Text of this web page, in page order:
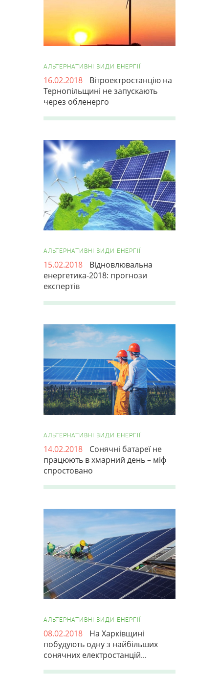
АЛЬТЕРНАТИВНІ ВИДИ ЕНЕРГІЇ
16.02.2018
Вітроектростанцію на
Тернопільщині не запускають
через обленерго
АЛЬТЕРНАТИВНІ ВИДИ ЕНЕРГІЇ
15.02.2018
Відновлювальна
енергетика-2018: прогнози
експертів
АЛЬТЕРНАТИВНІ ВИДИ ЕНЕРГІЇ
14.02.2018
Сонячні батареї не
працюють в хмарний день – міф
спростовано
АЛЬТЕРНАТИВНІ ВИДИ ЕНЕРГІЇ
08.02.2018
На Харківщині
побудують одну з найбільших
сонячних електростанцій...